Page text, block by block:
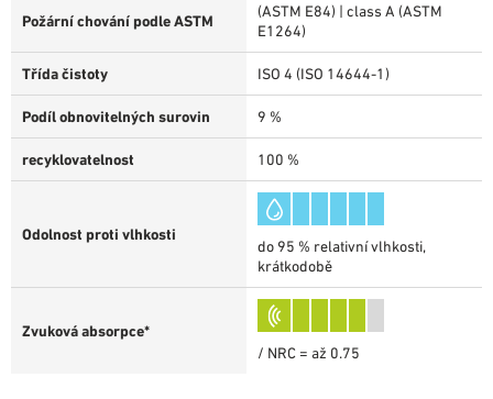
Požární chování podle ASTM
(ASTM E84) | class A (ASTM
E1264)
Třída čistoty ISO 4 (ISO 14644-1)
Podíl obnovitelných surovin 9 %
recyklovatelnost 100 %
Odolnost proti vlhkosti
do 95 % relativní vlhkosti,
krátkodobě
Zvuková absorpce*
/ NRC = až 0.75